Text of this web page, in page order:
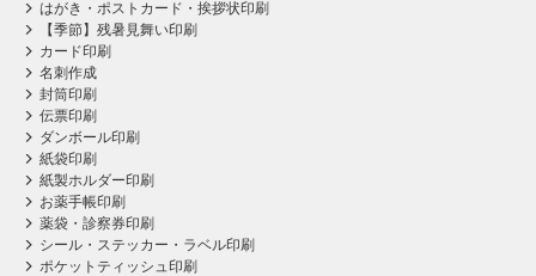
はがき・ポストカード・挨拶状印刷
【季節】残暑見舞い印刷
カード印刷
名刺作成
封筒印刷
伝票印刷
ダンボール印刷
紙袋印刷
紙製ホルダー印刷
お薬手帳印刷
薬袋・診察券印刷
シール・ステッカー・ラベル印刷
ポケットティッシュ印刷